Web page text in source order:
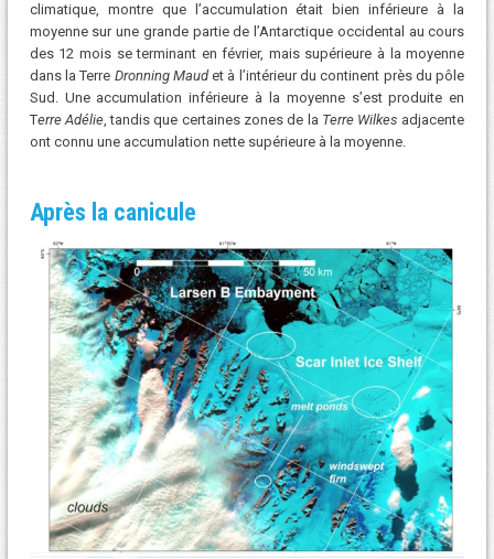
climatique, montre que l’accumulation était bien inférieure à la
moyenne sur une grande partie de l’Antarctique occidental au cours
des 12 mois se terminant en février, mais supérieure à la moyenne
dans la Terre Dronning Maudet à l’intérieur du continent près du pôle
Sud. Une accumulation inférieure à la moyenne s’est produite en
Terre Adélie, tandis que certaines zones de la Terre Wilkes adjacente
ont connu une accumulation nette supérieure à la moyenne.
Après la canicule